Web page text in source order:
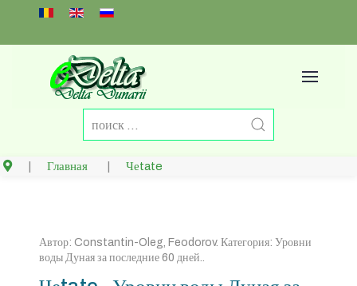
Select your language
Главная Чеtate
Автор: Constantin-Oleg, Feodorov. Категория: Уровни
воды Дуная за последние 60 дней..